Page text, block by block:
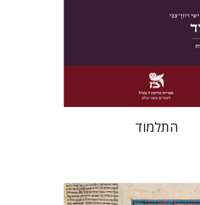
הנחת אתר ספר מודפס
$42
$38
התלמוד